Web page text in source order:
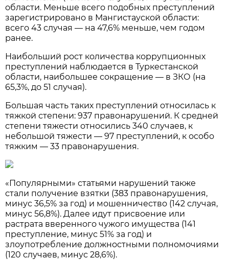
области. Меньше всего подобных преступлений
зарегистрировано в Мангистауской области:
всего 43 случая — на 47,6% меньше, чем годом
ранее.
Наибольший рост количества коррупционных
преступлений наблюдается в Туркестанской
области, наибольшее сокращение — в ЗКО (на
65,3%, до 51 случая).
Большая часть таких преступлений относилась к
тяжкой степени: 937 правонарушений. К средней
степени тяжести относились 340 случаев, к
небольшой тяжести — 97 преступлений, к особо
тяжким — 33 правонарушения.
«Популярными» статьями нарушений также
стали получение взятки (383 правонарушения,
минус 36,5% за год) и мошенничество (142 случая,
минус 56,8%). Далее идут присвоение или
растрата вверенного чужого имущества (141
преступление, минус 51% за год) и
злоупотребление должностными полномочиями
(120 случаев, минус 28,6%).